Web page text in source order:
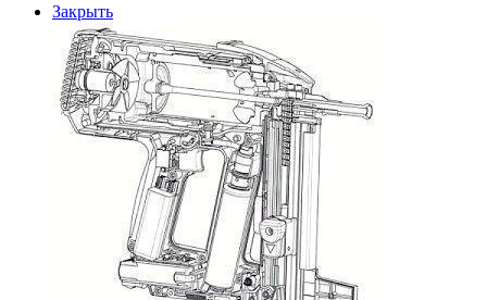
Закрыть